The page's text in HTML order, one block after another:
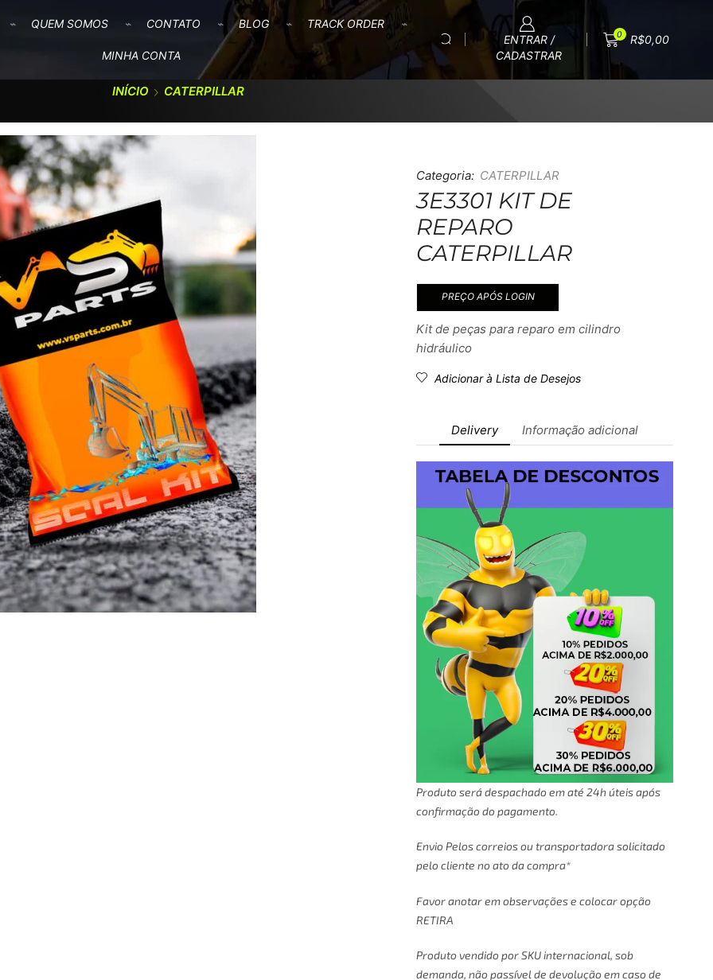
QUEM SOMOS CONTATO BLOG TRACK ORDER
MINHA CONTA
ENTRAR /
CADASTRAR
0 R$0,00
INÍCIO CATERPILLAR
Categoria: CATERPILLAR
3E3301 KIT DE
REPARO
CATERPILLAR
PREÇO APÓS LOGIN
Kit de peças para reparo em cilindro
hidráulico
Adicionar à Lista de Desejos
Delivery Informação adicional
Produto será despachado em até 24h úteis após
confirmação do pagamento.
Envio Pelos correios ou transportadora solicitado
pelo cliente no ato da compra*
Favor anotar em observações e colocar opção
RETIRA
Produto vendido por SKU internacional, sob
demanda, não passível de devolução em caso de